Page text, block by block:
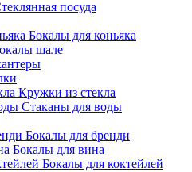
посуда
Бокалы для коньяка
шале
Кружки из стекла
Стаканы для воды
Бокалы для бренди
Бокалы для вина
Бокалы для коктейлей